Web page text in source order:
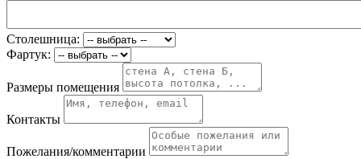
Столешница:
Фартук:
Размеры помещения
Контакты
Пожелания/комментарии